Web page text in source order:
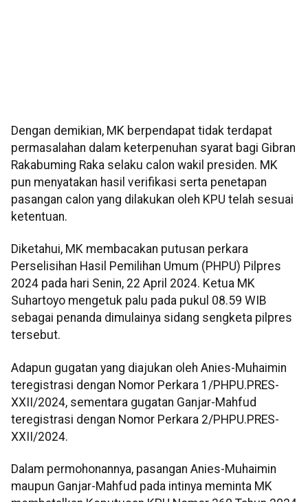
Dengan demikian, MK berpendapat tidak terdapat
permasalahan dalam keterpenuhan syarat bagi Gibran
Rakabuming Raka selaku calon wakil presiden. MK
pun menyatakan hasil verifikasi serta penetapan
pasangan calon yang dilakukan oleh KPU telah sesuai
ketentuan.
Diketahui, MK membacakan putusan perkara
Perselisihan Hasil Pemilihan Umum (PHPU) Pilpres
2024 pada hari Senin, 22 April 2024. Ketua MK
Suhartoyo mengetuk palu pada pukul 08.59 WIB
sebagai penanda dimulainya sidang sengketa pilpres
tersebut.
Adapun gugatan yang diajukan oleh Anies-Muhaimin
teregistrasi dengan Nomor Perkara 1/PHPU.PRES-
XXII/2024, sementara gugatan Ganjar-Mahfud
teregistrasi dengan Nomor Perkara 2/PHPU.PRES-
XXII/2024.
Dalam permohonannya, pasangan Anies-Muhaimin
maupun Ganjar-Mahfud pada intinya meminta MK